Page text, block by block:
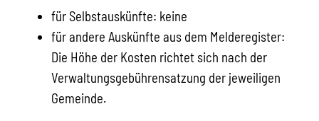
für Selbstauskünfte: keine
für andere Auskünfte aus dem Melderegister:
Die Höhe der Kosten richtet sich nach der
Verwaltungsgebührensatzung der jeweiligen
Gemeinde.